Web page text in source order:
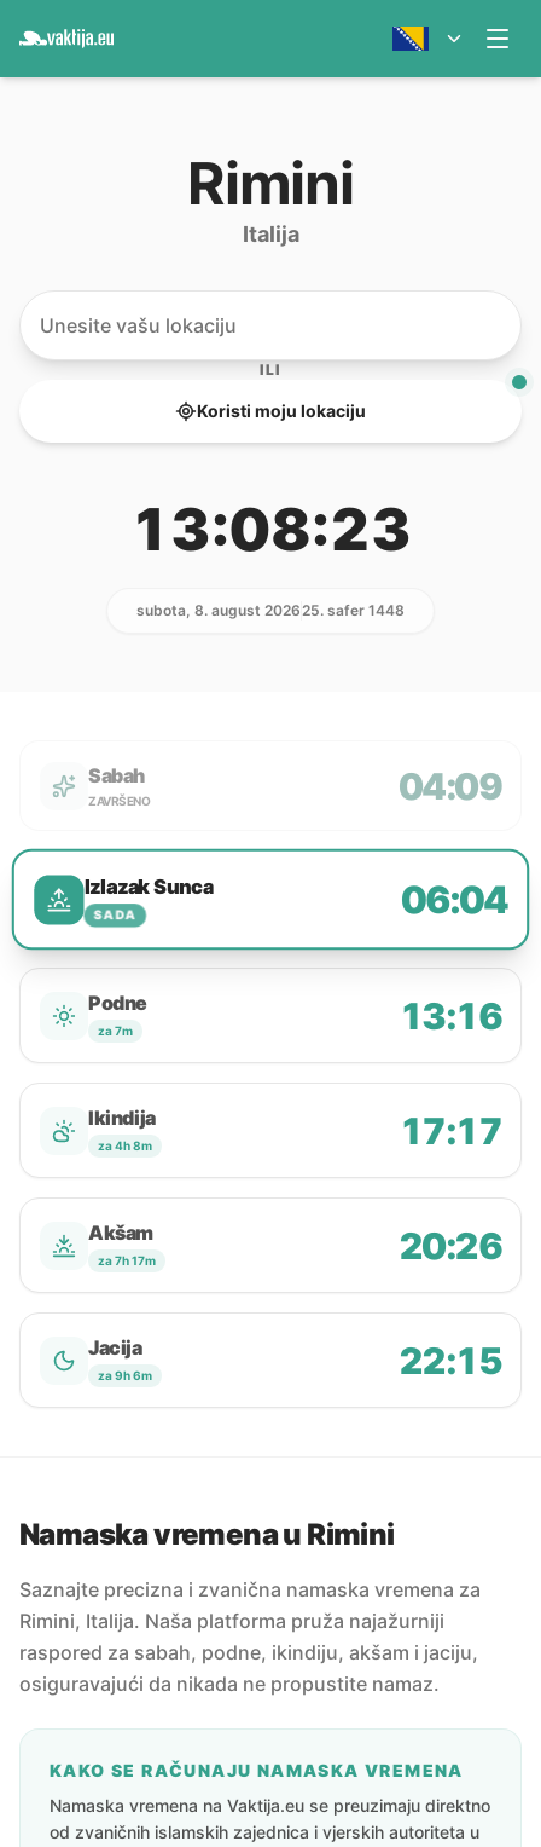
Rimini
Italija
ILI
Koristi moju lokaciju
13:08:23
subota, 8. august 202625. safer 1448
Sabah
ZAVRŠENO 04:09
Izlazak Sunca
SADA 06:04
Podne
za 7m 13:16
Ikindija
za 4h 8m 17:17
Akšam
za 7h 17m 20:26
Jacija
za 9h 6m 22:15
Namaska vremena u Rimini
Saznajte precizna i zvanična namaska vremena za
Rimini, Italija. Naša platforma pruža najažurniji
raspored za sabah, podne, ikindiju, akšam i jaciju,
osiguravajući da nikada ne propustite namaz.
KAKO SE RAČUNAJU NAMASKA VREMENA
Namaska vremena na Vaktija.eu se preuzimaju direktno
od zvaničnih islamskih zajednica i vjerskih autoriteta u